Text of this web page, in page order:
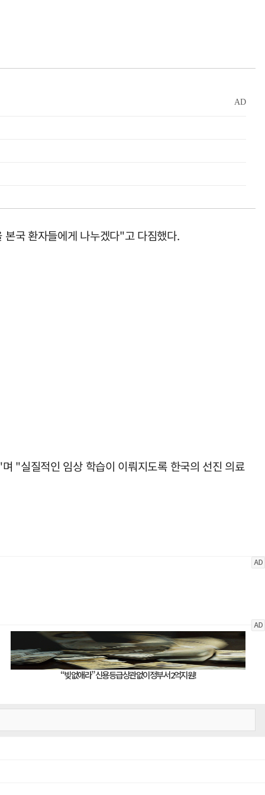
국 환자들에게 나누겠다"고 다짐했다.
"실질적인 임상 학습이 이뤄지도록 한국의 선진 의료